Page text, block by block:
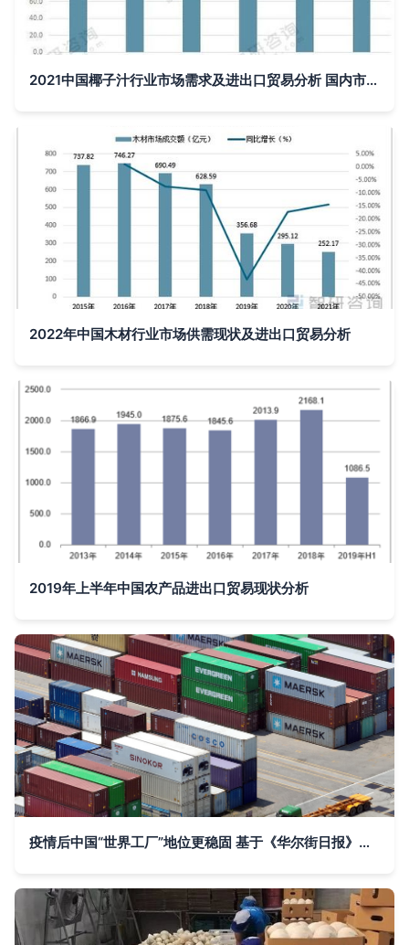
2021中国椰子汁行业市场需求及进出口贸易分析 国内市场缺口凸显，互联网信息服务赋能发展
2022年中国木材行业市场供需现状及进出口贸易分析
2019年上半年中国农产品进出口贸易现状分析
疫情后中国“世界工厂”地位更稳固 基于《华尔街日报》视角的进出口贸易分析